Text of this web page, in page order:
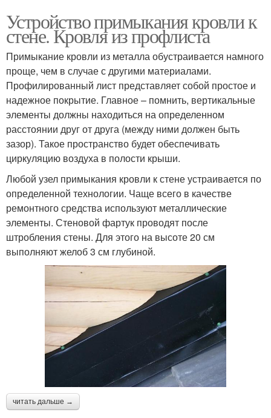
Устройство примыкания кровли к
стене. Кровля из профлиста
Примыкание кровли из металла обустраивается намного
проще, чем в случае с другими материалами.
Профилированный лист представляет собой простое и
надежное покрытие. Главное – помнить, вертикальные
элементы должны находиться на определенном
расстоянии друг от друга (между ними должен быть
зазор). Такое пространство будет обеспечивать
циркуляцию воздуха в полости крыши.
Любой узел примыкания кровли к стене устраивается по
определенной технологии. Чаще всего в качестве
ремонтного средства используют металлические
элементы. Стеновой фартук проводят после
штробления стены. Для этого на высоте 20 см
выполняют желоб 3 см глубиной.
читать дальше →